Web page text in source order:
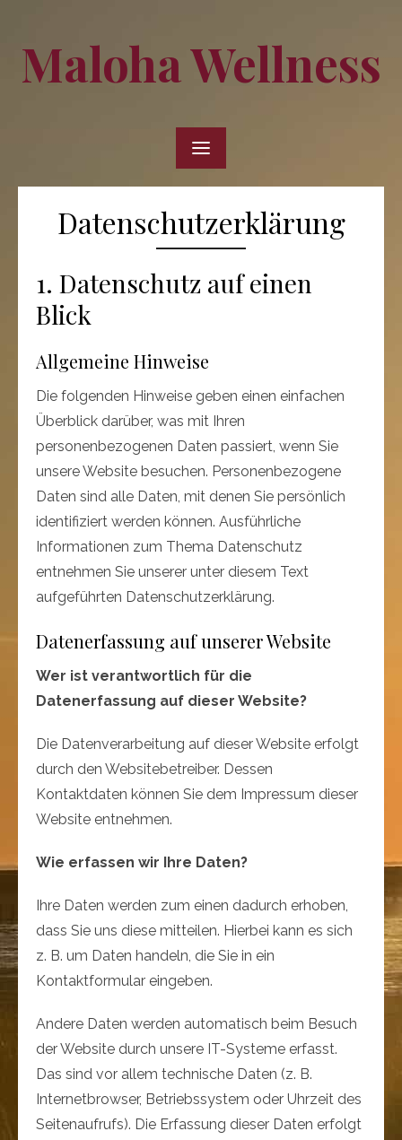
content
Maloha Wellness
Datenschutzerklärung
1. Datenschutz auf einen
Blick
Allgemeine Hinweise
Die folgenden Hinweise geben einen einfachen
Überblick darüber, was mit Ihren
personenbezogenen Daten passiert, wenn Sie
unsere Website besuchen. Personenbezogene
Daten sind alle Daten, mit denen Sie persönlich
identifiziert werden können. Ausführliche
Informationen zum Thema Datenschutz
entnehmen Sie unserer unter diesem Text
aufgeführten Datenschutzerklärung.
Datenerfassung auf unserer Website
Wer ist verantwortlich für die
Datenerfassung auf dieser Website?
Die Datenverarbeitung auf dieser Website erfolgt
durch den Websitebetreiber. Dessen
Kontaktdaten können Sie dem Impressum dieser
Website entnehmen.
Wie erfassen wir Ihre Daten?
Ihre Daten werden zum einen dadurch erhoben,
dass Sie uns diese mitteilen. Hierbei kann es sich
z. B. um Daten handeln, die Sie in ein
Kontaktformular eingeben.
Andere Daten werden automatisch beim Besuch
der Website durch unsere IT-Systeme erfasst.
Das sind vor allem technische Daten (z. B.
Internetbrowser, Betriebssystem oder Uhrzeit des
Seitenaufrufs). Die Erfassung dieser Daten erfolgt